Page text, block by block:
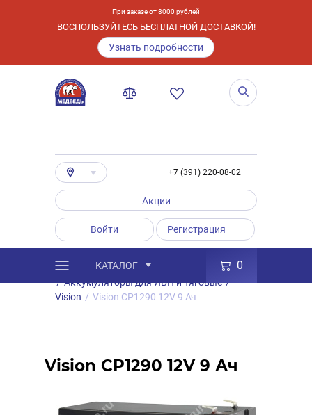
При заказе от 8000 рублей
ВОСПОЛЬЗУЙТЕСЬ БЕСПЛАТНОЙ ДОСТАВКОЙ!
Узнать подробности
+7 (391) 220-08-02
Акции
Войти Регистрация
КАТАЛОГ 0
Каталог / Товары
Аккумуляторы
/ Аккумуляторы для ИБП и Тяговые /
Vision / Vision CP1290 12V 9 Ач
Vision CP1290 12V 9 Ач